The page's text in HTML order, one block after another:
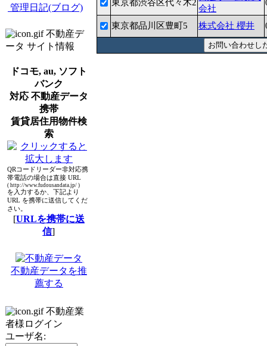
管理日記(ブログ)
不動産デ
ータ サイト情報
ドコモ, au, ソフト
バンク
対応 不動産データ
携帯
賃貸居住用物件検
索
QRコードリーダー非対応携
帯電話の場合は直接 URL
( http://www.fudousandata.jp/ )
を入力するか、下記より
URL を携帯に送信してくだ
さい。
[URLを携帯に送
信]
不動産データを推
薦する
不動産業
者様ログイン
ユーザ名:
東京都渋谷区代々木2
会社
東京都品川区豊町5 株式会社 櫻井